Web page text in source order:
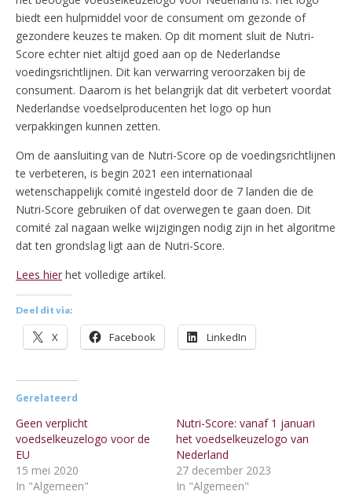
biedt een hulpmiddel voor de consument om gezonde of
gezondere keuzes te maken. Op dit moment sluit de Nutri-
Score echter niet altijd goed aan op de Nederlandse
voedingsrichtlijnen. Dit kan verwarring veroorzaken bij de
consument. Daarom is het belangrijk dat dit verbetert voordat
Nederlandse voedselproducenten het logo op hun
verpakkingen kunnen zetten.
Om de aansluiting van de Nutri-Score op de voedingsrichtlijnen
te verbeteren, is begin 2021 een internationaal
wetenschappelijk comité ingesteld door de 7 landen die de
Nutri-Score gebruiken of dat overwegen te gaan doen. Dit
comité zal nagaan welke wijzigingen nodig zijn in het algoritme
dat ten grondslag ligt aan de Nutri-Score.
Lees hier het volledige artikel.
Deel dit via:
X Facebook LinkedIn
Gerelateerd
Geen verplicht
voedselkeuzelogo voor de
EU
15 mei 2020
In "Algemeen"
Nutri-Score: vanaf 1 januari
het voedselkeuzelogo van
Nederland
27 december 2023
In "Algemeen"